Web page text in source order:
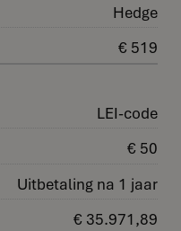
Hedge
€ 519
LEI-code
€ 50
Uitbetaling na 1 jaar
€ 35.971,89